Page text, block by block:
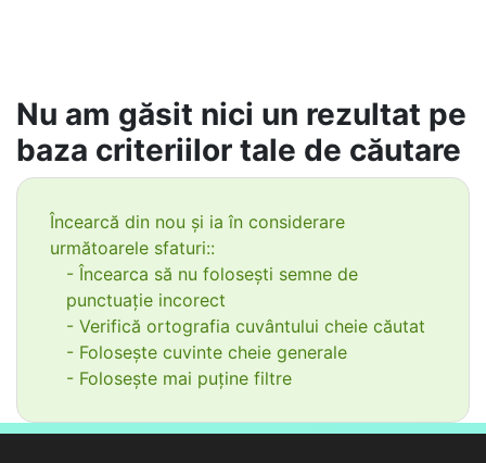
Nu am găsit nici un rezultat pe
baza criteriilor tale de căutare
Încearcă din nou și ia în considerare
următoarele sfaturi::
- Încearca să nu folosești semne de
punctuație incorect
- Verifică ortografia cuvântului cheie căutat
- Folosește cuvinte cheie generale
- Folosește mai puține filtre